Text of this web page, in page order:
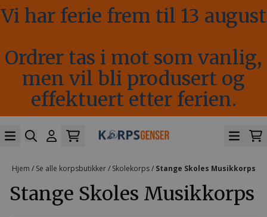
Hopp til innhold
Vi har ferie frem til 13 august
Ordrer tas i mot som vanlig,
men vil bli produsert og
effektuert etter ferien.
Hjem / Se alle korpsbutikker/ Skolekorps/ Stange Skoles Musikkorps
Stange Skoles Musikkorps